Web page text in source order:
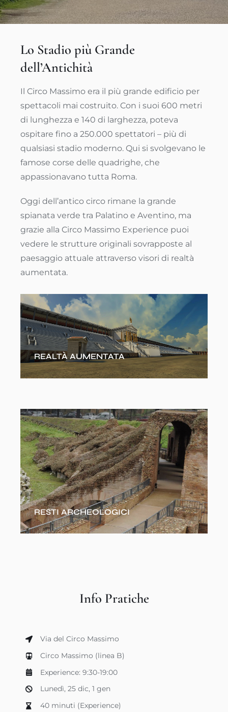
Lo Stadio più Grande
dell’Antichità
Il Circo Massimo era il più grande edificio per
spettacoli mai costruito. Con i suoi 600 metri
di lunghezza e 140 di larghezza, poteva
ospitare fino a 250.000 spettatori – più di
qualsiasi stadio moderno. Qui si svolgevano le
famose corse delle quadrighe, che
appassionavano tutta Roma.
Oggi dell’antico circo rimane la grande
spianata verde tra Palatino e Aventino, ma
grazie alla Circo Massimo Experience puoi
vedere le strutture originali sovrapposte al
paesaggio attuale attraverso visori di realtà
aumentata.
REALTÀ AUMENTATA
RESTI ARCHEOLOGICI
Info Pratiche
Via del Circo Massimo
Circo Massimo (linea B)
Experience: 9:30-19:00
Lunedì, 25 dic, 1 gen
40 minuti (Experience)